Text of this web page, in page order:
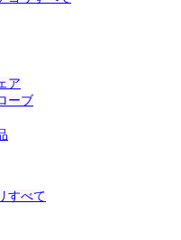
ア
ーブ
すべて